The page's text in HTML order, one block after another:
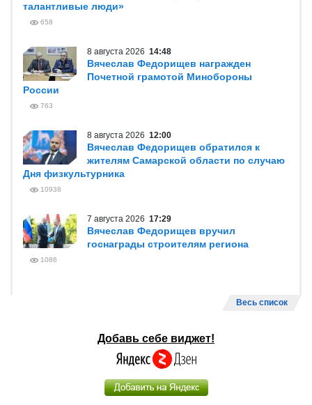
талантливые люди»
658
8 августа 2026 14:48
Вячеслав Федорищев награжден
Почетной грамотой Минобороны
России
763
8 августа 2026 12:00
Вячеслав Федорищев обратился к
жителям Самарской области по случаю
Дня физкультурника
10938
7 августа 2026 17:29
Вячеслав Федорищев вручил
госнаграды строителям региона
1086
Весь список
Добавь себе виджет!